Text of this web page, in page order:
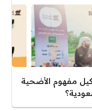
مفهوم الأضحية